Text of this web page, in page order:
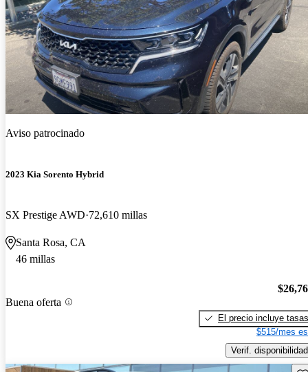
Aviso patrocinado
2023 Kia Sorento Hybrid
SX Prestige AWD 72,610 millas
Santa Rosa, CA
46 millas
Buena oferta
El precio incluye tasas
$515/mes
Verif. disponibilidad